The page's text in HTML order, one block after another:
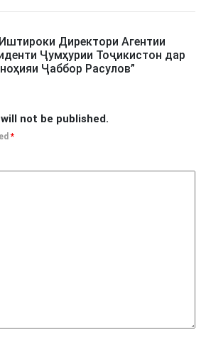
Иштироки Директори Агентии
Ҷумҳурии Тоҷикистон дар
Ҷаббор Расулов”
not be published.
*